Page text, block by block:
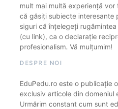
mult mai multă experiență
că găsiți subiecte interesante
siguri că înțelegeți
(cu link), ca o declarație
profesionalism. Vă mulțumim!
DESPRE NOI
EduPedu.ro este o publicație
exclusiv articole din domeniul
Urmărim constant cum sunt